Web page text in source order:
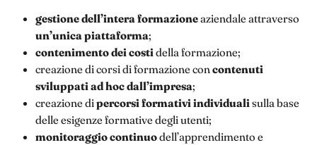
gestione dell’intera formazioneaziendale attraverso
un’unica piattaforma;
contenimento dei costidella formazione;
creazione di corsi di formazione concontenuti
sviluppati ad hoc dall’impresa;
creazione dipercorsi formativi individualisulla base
delle esigenze formative degli utenti;
monitoraggio continuodell’apprendimento e